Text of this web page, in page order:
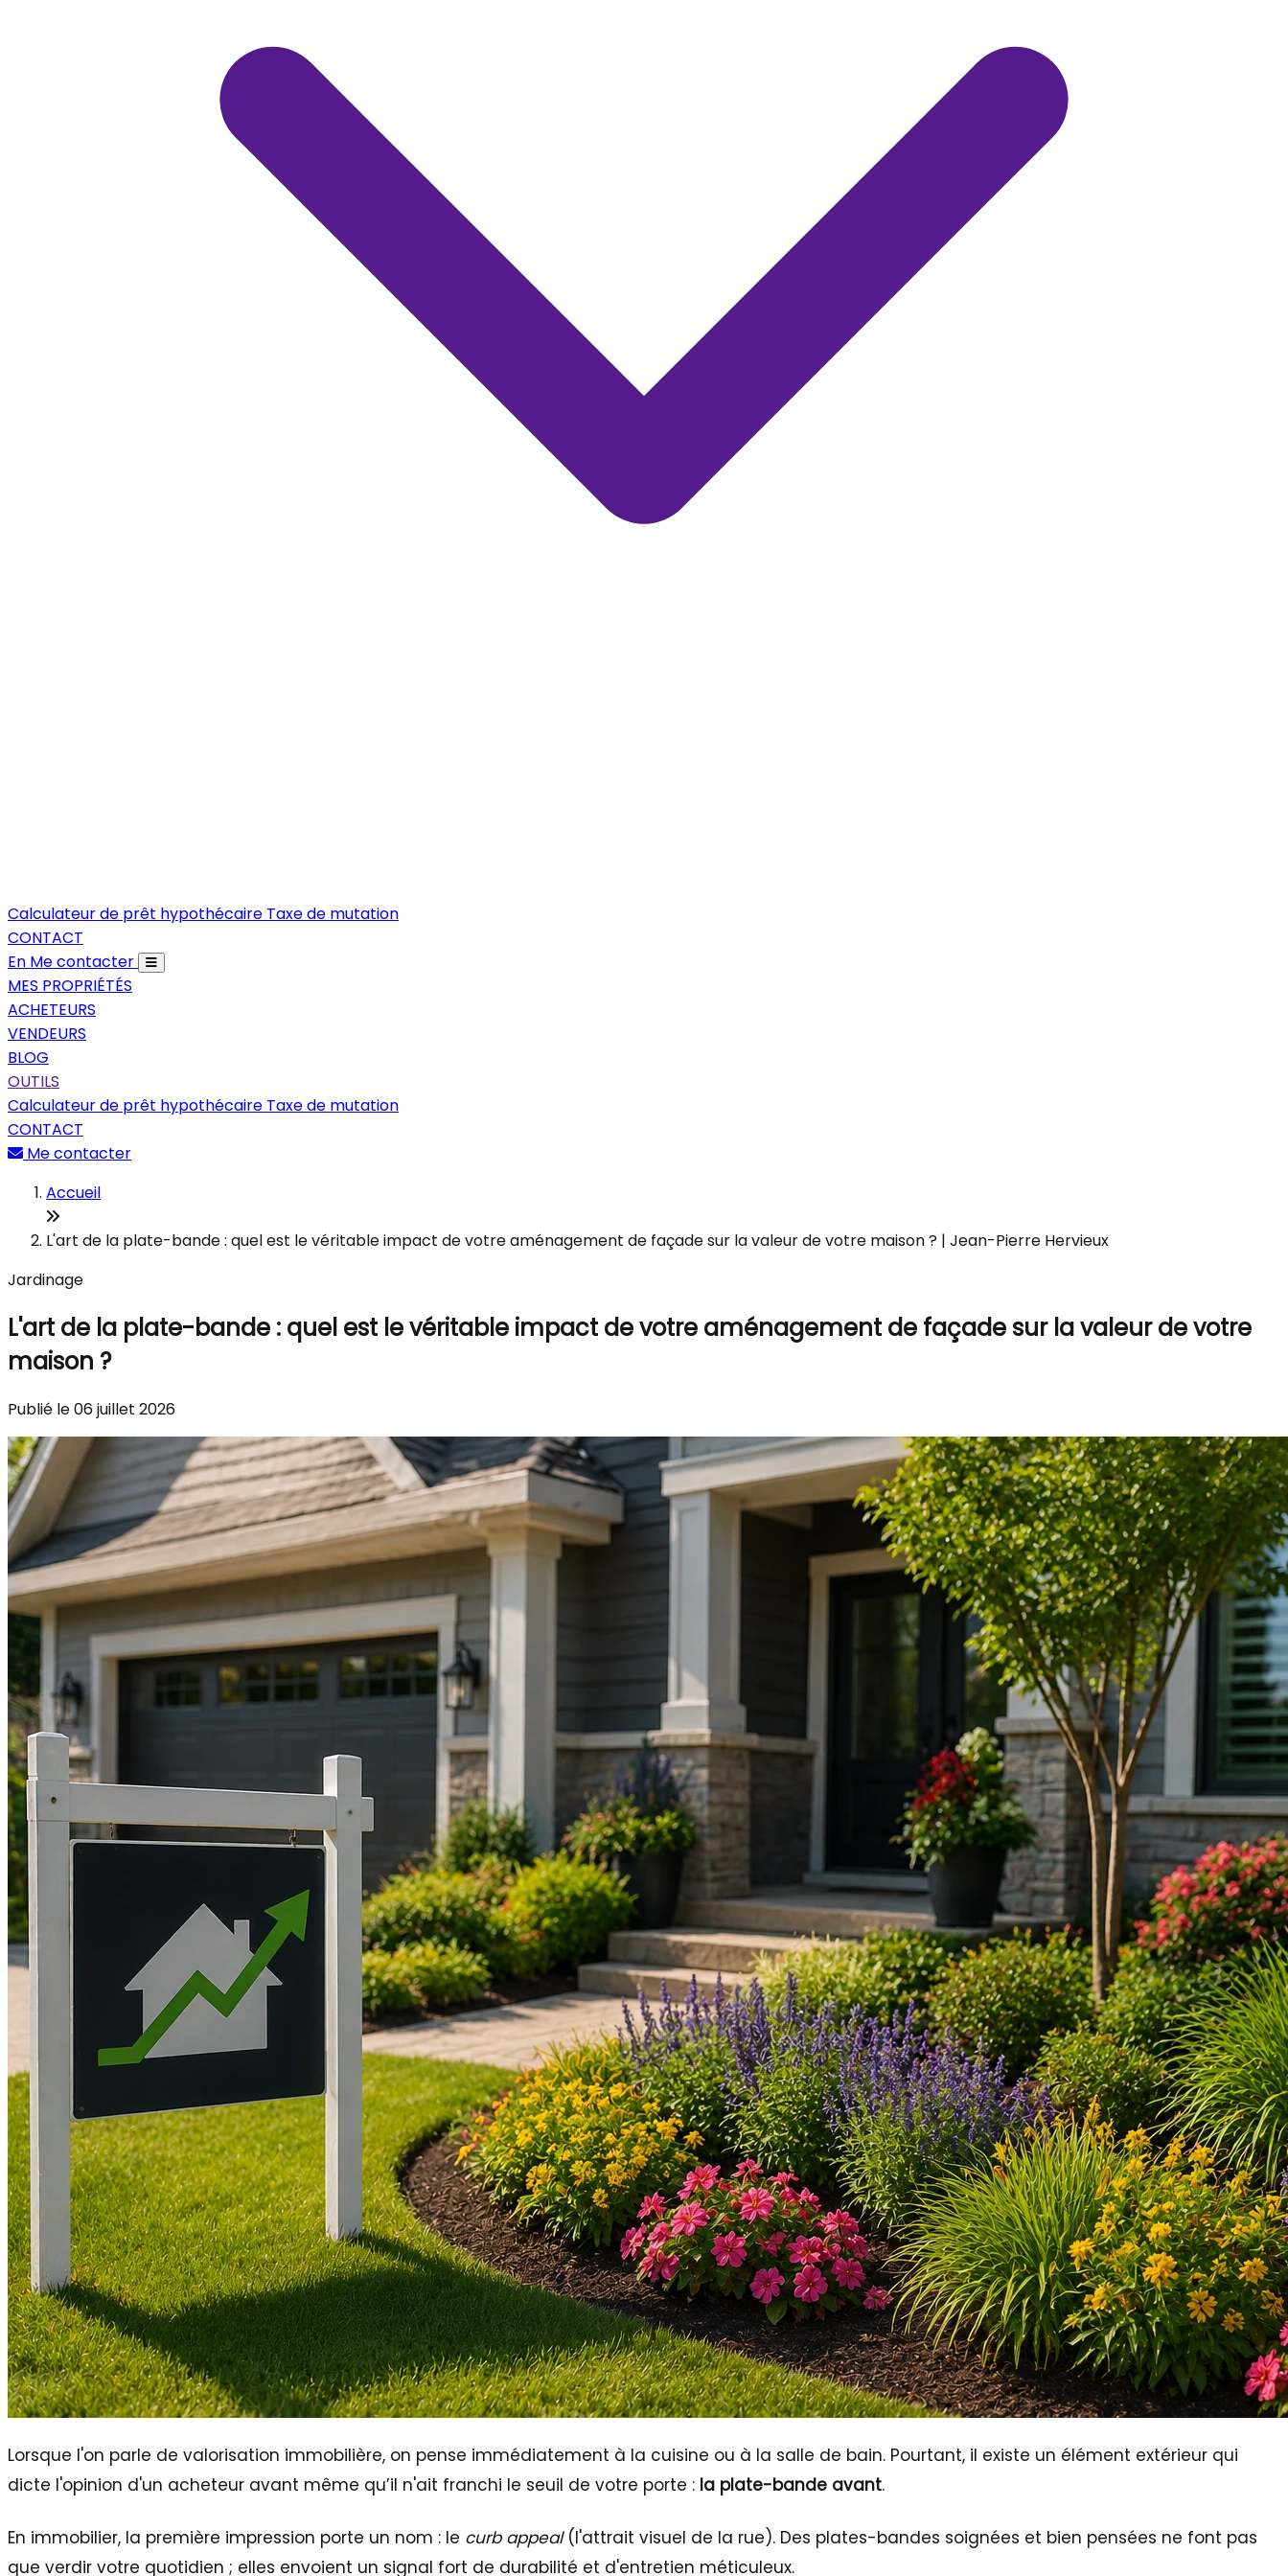
Calculateur de prêt hypothécaire Taxe de mutation
CONTACT
En Me contacter
MES PROPRIÉTÉS
ACHETEURS
VENDEURS
BLOG
OUTILS
Calculateur de prêt hypothécaire Taxe de mutation
CONTACT
Me contacter
Accueil
L'art de la plate-bande : quel est le véritable impact de votre aménagement de façade sur la valeur de votre maison ? | Jean-Pierre Hervieux
Jardinage
L'art de la plate-bande : quel est le véritable impact de votre aménagement de façade sur la valeur de votre
maison ?
Publié le 06 juillet 2026
Lorsque l'on parle de valorisation immobilière, on pense immédiatement à la cuisine ou à la salle de bain. Pourtant, il existe un élément extérieur qui
dicte l'opinion d'un acheteur avant même qu’il n'ait franchi le seuil de votre porte : la plate-bande avant.
En immobilier, la première impression porte un nom : le curb appeal(l'attrait visuel de la rue). Des plates-bandes soignées et bien pensées ne font pas
que verdir votre quotidien ; elles envoient un signal fort de durabilité et d'entretien méticuleux.